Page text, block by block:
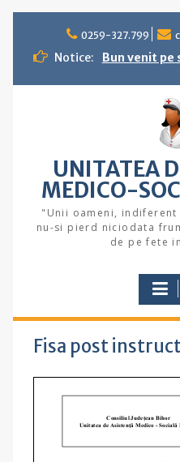
content
0259-327.799
Notice: Bun venit pe
UNITATEA
MEDICO-
"Unii oameni,
nu-si pierd niciodata
de pe fete
Fisa post